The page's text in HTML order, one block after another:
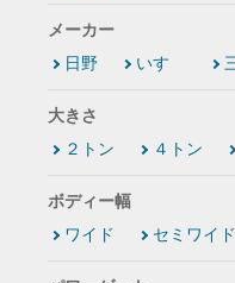
メーカー
日野
いすゞ
大きさ
２トン
４トン
ボディー幅
ワイド
セミワイド